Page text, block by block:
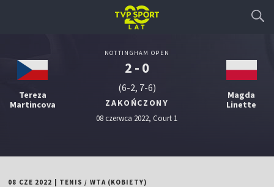
Tereza
Martincova
NOTTINGHAM OPEN
2 - 0
(6-2, 7-6)
ZAKOŃCZONY
08 czerwca 2022, Court 1
Magda
Linette
08 CZE 2022 TENIS / WTA (KOBIETY)